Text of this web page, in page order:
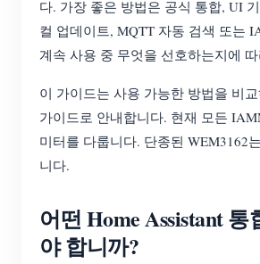
애플리케이션
태양광 PV 시스템 에너지 모니
전기 사용량 모니터
PV 히터 제어 시스템
스토어
리소스
제품 빠른 시작
FAQ
커뮤니티
기여자 센터
IAMMETER 활동
문의
회사 소개
다. 가장 좋은 방법은 공식 통합, UI
컬 업데이트, MQTT 자동 검색 또는
계속 사용 중 무엇을 선호하는지에
이 가이드는 사용 가능한 방법을 비
가이드로 안내합니다. 현재 모든
미터를 다룹니다. 단종된 WEM3162
니다.
어떤 Home Assistant 통
야 합니까?